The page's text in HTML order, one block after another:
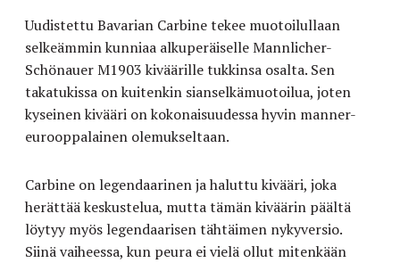
Uudistettu Bavarian Carbine tekee muotoilullaan
selkeämmin kunniaa alkuperäiselle Mannlicher-
Schönauer M1903 kiväärille tukkinsa osalta. Sen
takatukissa on kuitenkin sianselkämuotoilua, joten
kyseinen kivääri on kokonaisuudessa hyvin manner-
eurooppalainen olemukseltaan.
Carbine on legendaarinen ja haluttu kivääri, joka
herättää keskustelua, mutta tämän kiväärin päältä
löytyy myös legendaarisen tähtäimen nykyversio.
Siinä vaiheessa, kun peura ei vielä ollut mitenkään